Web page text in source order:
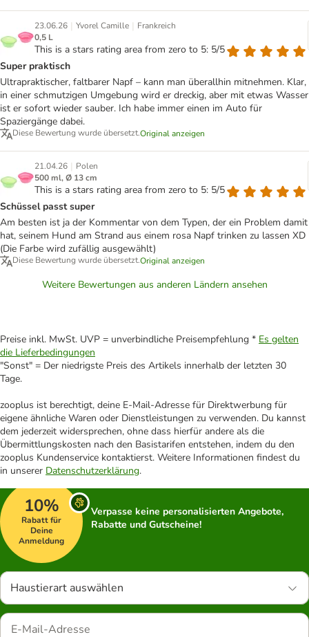
23.06.26 | Yvorel Camille | Frankreich
0,5 L
This is a stars rating area from zero to 5: 5/5
Super praktisch
Ultrapraktischer, faltbarer Napf – kann man überallhin mitnehmen. Klar,
in einer schmutzigen Umgebung wird er dreckig, aber mit etwas Wasser
ist er sofort wieder sauber. Ich habe immer einen im Auto für
Spaziergänge dabei.
Diese Bewertung wurde übersetzt.Original anzeigen
21.04.26 | Polen
500 ml, Ø 13 cm
This is a stars rating area from zero to 5: 5/5
Schüssel passt super
Am besten ist ja der Kommentar von dem Typen, der ein Problem damit
hat, seinem Hund am Strand aus einem rosa Napf trinken zu lassen XD
(Die Farbe wird zufällig ausgewählt)
Diese Bewertung wurde übersetzt.Original anzeigen
Weitere Bewertungen aus anderen Ländern ansehen
Preise inkl. MwSt. UVP = unverbindliche Preisempfehlung * Es gelten
die Lieferbedingungen
"Sonst" = Der niedrigste Preis des Artikels innerhalb der letzten 30
Tage.
zooplus ist berechtigt, deine E-Mail-Adresse für Direktwerbung für
eigene ähnliche Waren oder Dienstleistungen zu verwenden. Du kannst
dem jederzeit widersprechen, ohne dass hierfür andere als die
Übermittlungskosten nach den Basistarifen entstehen, indem du den
zooplus Kundenservice kontaktierst. Weitere Informationen findest du
in unserer Datenschutzerklärung.
10%
Rabatt für
Deine
Anmeldung
Verpasse keine personalisierten Angebote,
Rabatte und Gutscheine!
Haustierart auswählen